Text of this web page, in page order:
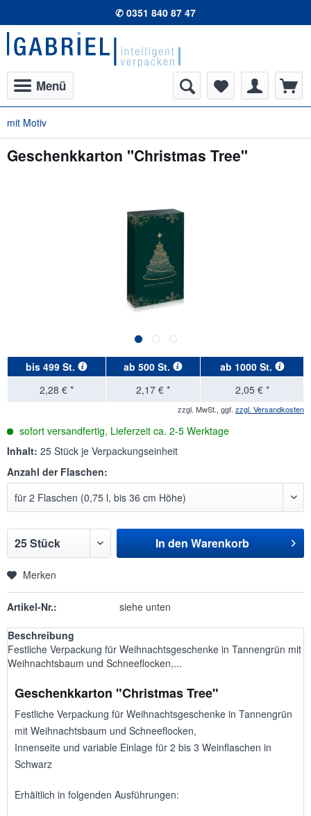
✆ 0351 840 87 47
Menü
mit Motiv
Geschenkkarton "Christmas Tree"
bis 499 St. ab 500 St. ab 1000 St.
2,28 € *
2,17 € * 2,05 € *
zzgl. MwSt., ggf. zzgl. Versandkosten
sofort versandfertig, Lieferzeit ca. 2-5 Werktage
Inhalt: 25 Stück je Verpackungseinheit
Anzahl der Flaschen:
In den Warenkorb
Merken
Artikel-Nr.: siehe unten
Beschreibung
Festliche Verpackung für Weihnachtsgeschenke in Tannengrün mit
Weihnachtsbaum und Schneeflocken,...
Geschenkkarton "Christmas Tree"
Festliche Verpackung für Weihnachtsgeschenke in Tannengrün
mit Weihnachtsbaum und Schneeflocken,
Innenseite und variable Einlage für 2 bis 3 Weinflaschen in
Schwarz
Erhältlich in folgenden Ausführungen: